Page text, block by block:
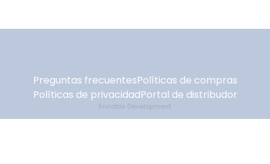
Preguntas frecuentesPolíticas de compras
Políticas de privacidadPortal de distribudor
Ennoble Development